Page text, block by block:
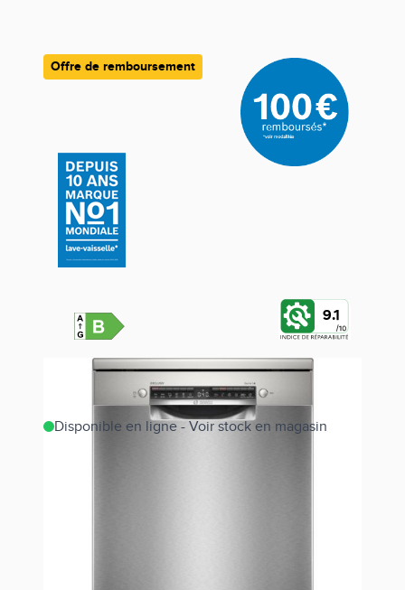
Offre de remboursement
9.1
Disponible en ligne - Voir stock en magasin